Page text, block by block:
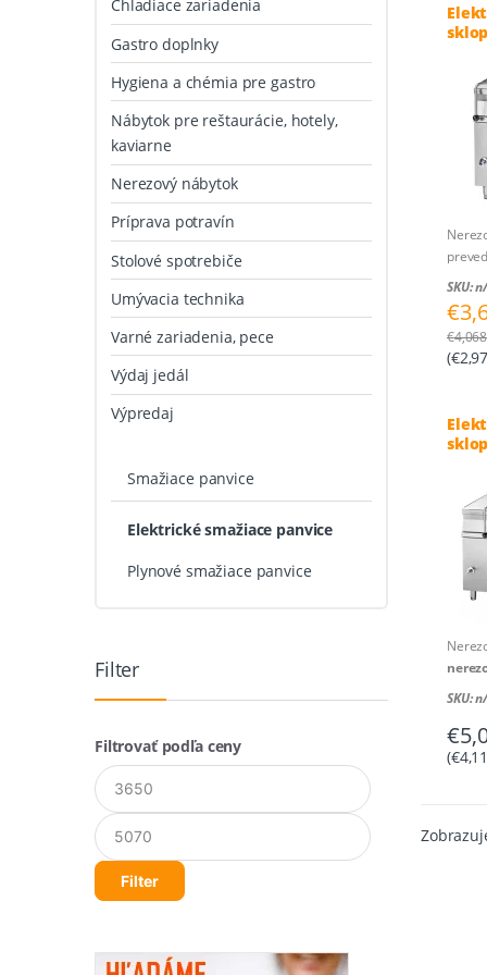
objem:
šxhxv/
príkon
SKU:
€
€
(€
objem:
príkon
SKU:
€
(€
Chladiace zariadenia
Gastro doplnky
Hygiena a chémia pre gastro
Nábytok pre reštaurácie, hotely,
kaviarne
Nerezový nábytok
Príprava potravín
Stolové spotrebiče
Umývacia technika
Varné zariadenia, pece
Výdaj jedál
Výpredaj
Smažiace panvice
Elektrické smažiace panvice
Plynové smažiace panvice
Filter
Filtrovať podľa ceny
Minimálna
cena
Maximálna
cena
Filter